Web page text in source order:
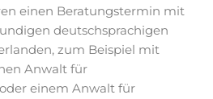
einen Beratungstermin mit
deutschsprachigen
zum Beispiel mit
Anwalt für
einem Anwalt für